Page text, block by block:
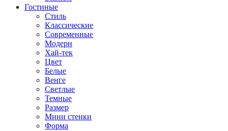
Гостиные
Стиль
Классические
Современные
Модерн
Хай-тек
Цвет
Белые
Венге
Светлые
Темные
Размер
Мини стенки
Форма